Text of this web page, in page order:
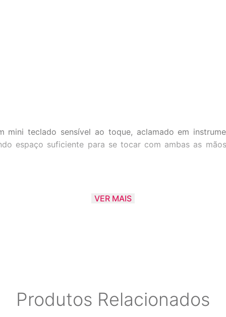
teclado sensível ao toque, aclamado em
espaço suficiente para se tocar com ambas as
de funcionamento do Mac OS X ou Apple Macintosh
VER MAIS
Produtos Relacionados